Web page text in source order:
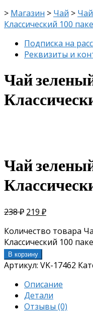
> Магазин > Чай >
Классический 100
Подписка на
Реквизиты и
Чай
Чай
238₽ 219 ₽
Количество товара
Классический 100
В корзину
Артикул: VK-17462
Описание
Детали
Отзывы (0)